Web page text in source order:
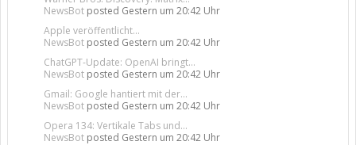
NewsBot posted Gestern um 20:42 Uhr
Apple veröffentlicht...
NewsBot posted Gestern um 20:42 Uhr
ChatGPT-Update: OpenAI bringt...
NewsBot posted Gestern um 20:42 Uhr
Gmail: Google hantiert mit der...
NewsBot posted Gestern um 20:42 Uhr
Opera 134: Vertikale Tabs und...
NewsBot posted Gestern um 20:42 Uhr